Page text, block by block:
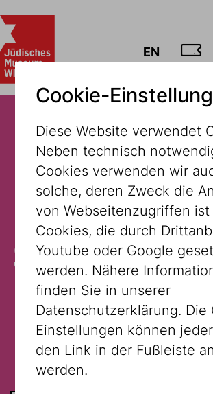
EN
Der
steht in
Sprache
nicht
Cookie-
Diese Website verwendet
Neben technisch
Cookies verwenden wir
solche, deren Zweck die
von Webseitenzugriffen ist
Cookies, die durch
Youtube oder Google
werden. Nähere
finden Sie in unserer
Datenschutzerklärung. Die
Einstellungen können
den Link in der Fußleiste
werden.